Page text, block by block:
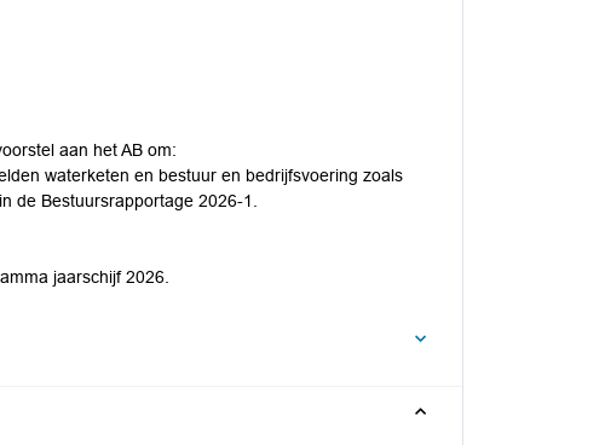
aan het AB om:
waterketen en bestuur en bedrijfsvoering zoals
de Bestuursrapportage 2026-1.
jaarschijf 2026.